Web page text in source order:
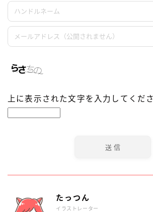
上に表示された文字を入力してくださ
たっつん
イラストレーター